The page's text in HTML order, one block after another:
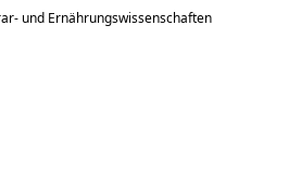
und Ernährungswissenschaften